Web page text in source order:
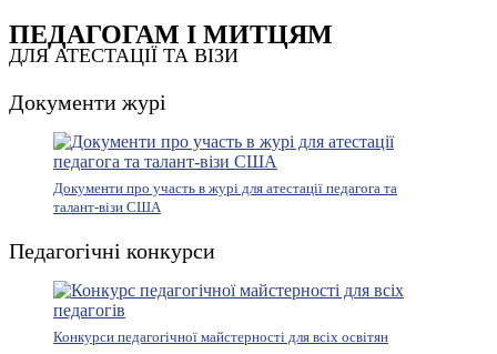
ПЕДАГОГАМ І МИТЦЯМ
ДЛЯ АТЕСТАЦІЇ ТА ВІЗИ
Документи журі
Документи про участь в журі для атестації педагога та
талант-візи США
Педагогічні конкурси
Конкурси педагогічної майстерності для всіх освітян